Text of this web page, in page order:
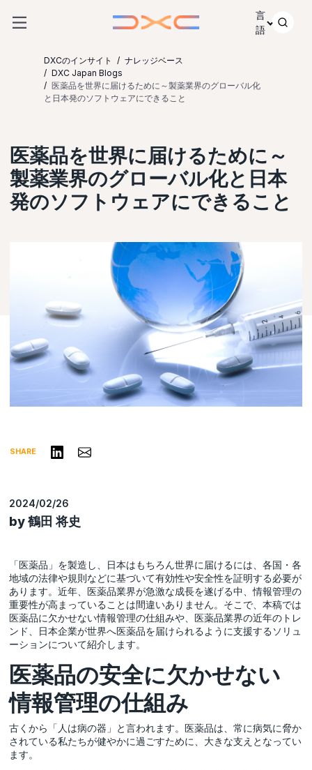
言
語
DXCのインサイト
ナレッジベース
DXC Japan Blogs
医薬品を世界に届けるために～製薬業界のグローバル化
と日本発のソフトウェアにできること
医薬品を世界に届けるために～
製薬業界のグローバル化と日本
発のソフトウェアにできること
SHARE リンクトインで共有する
Share via Email
2024/02/26
by 鶴田 将史
「医薬品」を製造し、日本はもちろん世界に届けるには、各国・各
地域の法律や規則などに基づいて有効性や安全性を証明する必要が
あります。近年、医薬品業界が急激な成長を遂げる中、情報管理の
重要性が高まっていることは間違いありません。そこで、本稿では
医薬品に欠かせない情報管理の仕組みや、医薬品業界の近年のトレ
ンド、日本企業が世界へ医薬品を届けられるように支援するソリュ
ーションについて紹介します。
医薬品の安全に欠かせない
情報管理の仕組み
古くから「人は病の器」と言われます。医薬品は、常に病気に脅か
されている私たちが健やかに過ごすために、大きな支えとなってい
ます。